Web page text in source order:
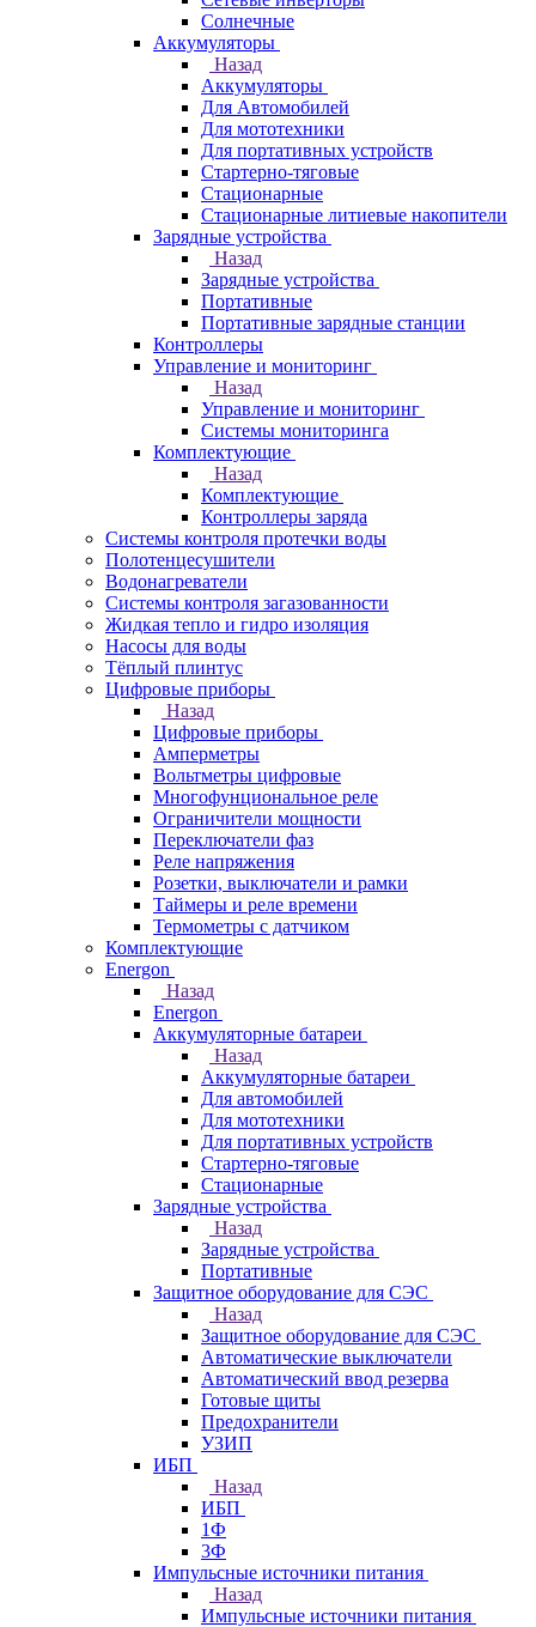
Солнечные
Аккумуляторы
Назад
Аккумуляторы
Для Автомобилей
Для мототехники
Для портативных устройств
Стартерно-тяговые
Стационарные
Стационарные литиевые накопители
Зарядные устройства
Назад
Зарядные устройства
Портативные
Портативные зарядные станции
Контроллеры
Управление и мониторинг
Назад
Управление и мониторинг
Системы мониторинга
Комплектующие
Назад
Комплектующие
Контроллеры заряда
Системы контроля протечки воды
Полотенцесушители
Водонагреватели
Системы контроля загазованности
Жидкая тепло и гидро изоляция
Насосы для воды
Тёплый плинтус
Цифровые приборы
Назад
Цифровые приборы
Амперметры
Вольтметры цифровые
Многофунциональное реле
Ограничители мощности
Переключатели фаз
Реле напряжения
Розетки, выключатели и рамки
Таймеры и реле времени
Термометры c датчиком
Комплектующие
Energon
Назад
Energon
Аккумуляторные батареи
Назад
Аккумуляторные батареи
Для автомобилей
Для мототехники
Для портативных устройств
Стартерно-тяговые
Стационарные
Зарядные устройства
Назад
Зарядные устройства
Портативные
Защитное оборудование для СЭС
Назад
Защитное оборудование для СЭС
Автоматические выключатели
Автоматический ввод резерва
Готовые щиты
Предохранители
УЗИП
ИБП
Назад
ИБП
1Ф
3Ф
Импульсные источники питания
Назад
Импульсные источники питания